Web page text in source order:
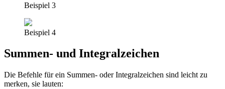
Beispiel 3
Beispiel 4
Summen- und Integralzeichen
Die Befehle für ein Summen- oder Integralzeichen sind leicht zu
merken, sie lauten: